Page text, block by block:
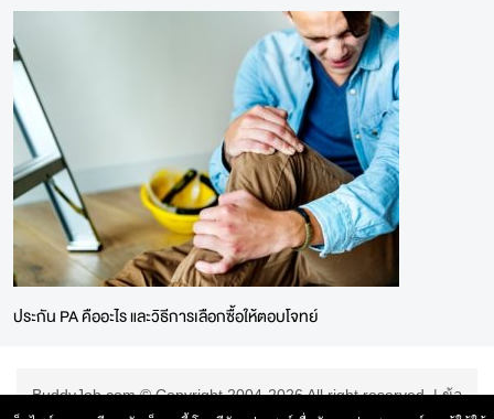
ประกัน PA คืออะไร และวิธีการเลือกซื้อให้ตอบโจทย์
BuddyJob.com © Copyright 2004-2026 All right reserved. |ข้อ